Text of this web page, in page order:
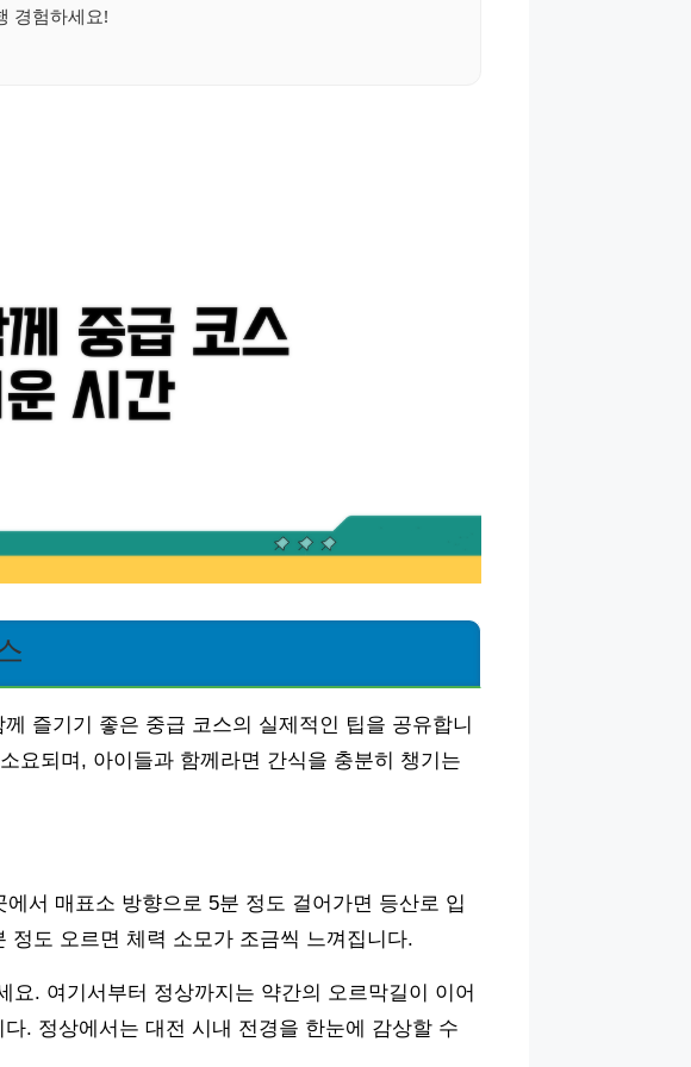
경험하세요!
즐기기 좋은 중급 코스의 실제적인 팁을 공유합니
요되며, 아이들과 함께라면 간식을 충분히 챙기는
서 매표소 방향으로 5분 정도 걸어가면 등산로 입
도 오르면 체력 소모가 조금씩 느껴집니다.
. 여기서부터 정상까지는 약간의 오르막길이 이어
. 정상에서는 대전 시내 전경을 한눈에 감상할 수